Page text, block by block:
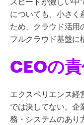
についても、小さく
ため、クラウド活
フルクラウド基盤に
CEOの
エクスペリエンス
では決してない。企
務・システムのあり